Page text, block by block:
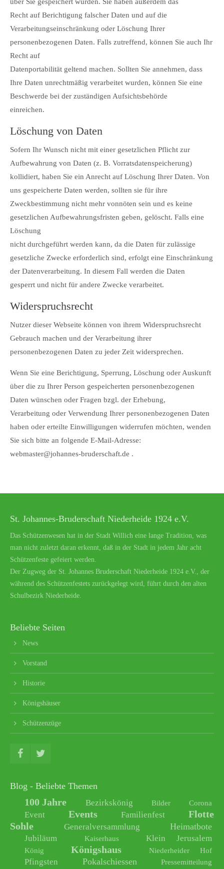
Recht auf Berichtigung falscher Daten und auf die
Verarbeitungseinschränkung oder Löschung Ihrer
personenbezogenen Daten. Falls zutreffend, können Sie auch Ihr
Recht auf
Datenportabilität geltend machen. Sollten Sie annehmen, dass
Ihre Daten unrechtmäßig verarbeitet wurden, können Sie eine
Beschwerde bei der zuständigen Aufsichtsbehörde
einreichen.
Löschung von Daten
Sofern Ihr Wunsch nicht mit einer gesetzlichen Pflicht zur
Aufbewahrung von Daten (z. B. Vorratsdatenspeicherung)
kollidiert, haben Sie ein Anrecht auf Löschung Ihrer Daten. Von
uns gespeicherte Daten werden, sollten sie für ihre
Zweckbestimmung nicht mehr vonnöten sein und es keine
gesetzlichen Aufbewahrungsfristen geben, gelöscht. Falls eine
Löschung
nicht durchgeführt werden kann, da die Daten für zulässige
gesetzliche Zwecke erforderlich sind, erfolgt eine Einschränkung
der Datenverarbeitung. In diesem Fall werden die Daten
gesperrt und nicht für andere Zwecke verarbeitet.
Widerspruchsrecht
Nutzer dieser Webseite können von ihrem Widerspruchsrecht
Gebrauch machen und der Verarbeitung ihrer
personenbezogenen Daten zu jeder Zeit widersprechen.
Wenn Sie eine Berichtigung, Sperrung, Löschung oder Auskunft
über die zu Ihrer Person gespeicherten personenbezogenen
Daten wünschen oder Fragen bzgl. der Erhebung,
Verarbeitung oder Verwendung Ihrer personenbezogenen Daten
haben oder erteilte Einwilligungen widerrufen möchten, wenden
Sie sich bitte an folgende E-Mail-Adresse:
webmaster@johannes-bruderschaft.de .
St. Johannes-Bruderschaft Niederheide 1924 e.V.
Das Schützenwesen hat in der Stadt Willich eine lange Tradition, was
man nicht zuletzt daran erkennt, daß in der Stadt in jedem Jahr acht
Schützenfeste gefeiert werden.
Der Zugweg der St. Johannes Bruderschaft Niederheide 1924 e.V., der
während des Schützenfestets zurückgelegt wird, führt durch den alten
Schulbezirk Niederheide.
Beliebte Seiten
News
Vorstand
Historie
Königshäuser
Schützenzüge
Blog - Beliebte Themen
100 Jahre Bezirkskönig Bilder Corona
Event Events Familienfest
Flotte
Sohle
Generalversammlung Heimatbote
Jubiläum Kaiserhaus Klein Jerusalem
König Königshaus Niederheider Hof
Pfingsten Pokalschiessen Pressemitteilung